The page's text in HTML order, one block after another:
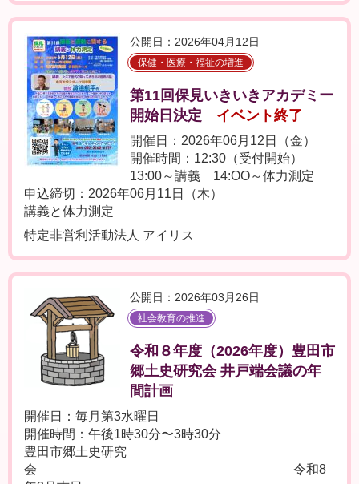
公開日：2026年04月12日
保健・医療・福祉の増進
第11回保見いきいきアカデミー
開始日決定
イベント終了
開催日：2026年06月12日（金）
開催時間：12:30（受付開始）
13:00～講義 14:OO～体力測定
申込締切：2026年06月11日（木）
講義と体力測定
特定非営利活動法人 アイリス
公開日：2026年03月26日
社会教育の推進
令和８年度（2026年度）豊田市
郷土史研究会 井戸端会議の年
間計画
開催日：毎月第3水曜日
開催時間：午後1時30分〜3時30分
豊田市郷土史研究
会 令和8